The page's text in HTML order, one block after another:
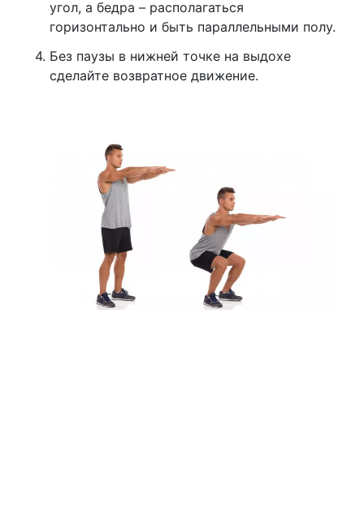
угол, а бедра – располагаться
горизонтально и быть параллельными полу.
Без паузы в нижней точке на выдохе
сделайте возвратное движение.